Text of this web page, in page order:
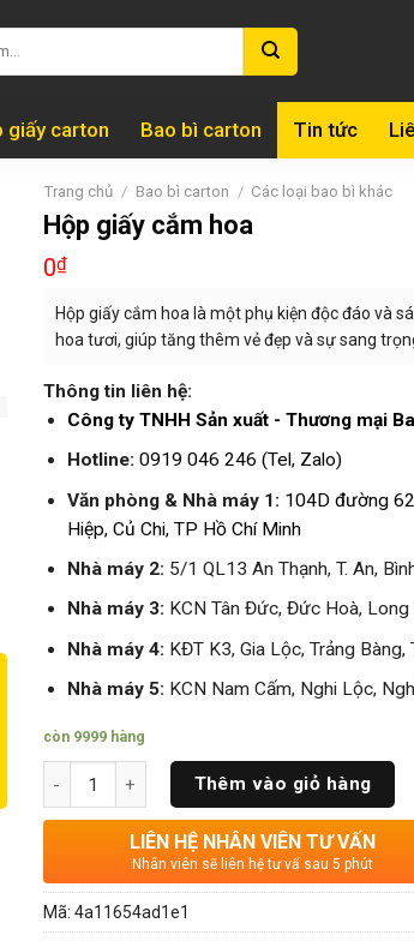
giấy carton Bao bì carton Tin tức
Trang chủ / Bao bì carton / Các loại bao bì khác
Hộp giấy cắm hoa
0₫
Hộp giấy cắm hoa là một phụ kiện độc đáo và
hoa tươi, giúp tăng thêm vẻ đẹp và sự sang
Thông tin liên hệ:
Công ty TNHH Sản xuất - Thương mại
Hotline: 0919 046 246 (Tel, Zalo)
Văn phòng & Nhà máy 1: 104D đường
Hiệp, Củ Chi, TP Hồ Chí Minh
Nhà máy 2: 5/1 QL13 An Thạnh, T. An,
Nhà máy 3: KCN Tân Đức, Đức Hoà, Long
Nhà máy 4: KĐT K3, Gia Lộc, Trảng Bàng,
Nhà máy 5: KCN Nam Cấm, Nghi Lộc,
còn 9999 hàng
Số lượng Thêm vào giỏ hàng
LIÊN HỆ NHÂN VIÊN TƯ VẤN
Nhân viên sẽ liên hệ tư vấ sau 5 phút
Mã: 4a11654ad1e1